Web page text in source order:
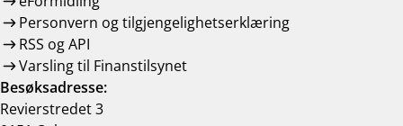
Personvern og tilgjengelighetserklæring
RSS og API
Varsling til Finanstilsynet
Besøksadresse:
Revierstredet 3